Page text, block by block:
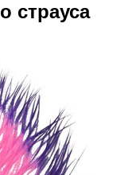
страуса